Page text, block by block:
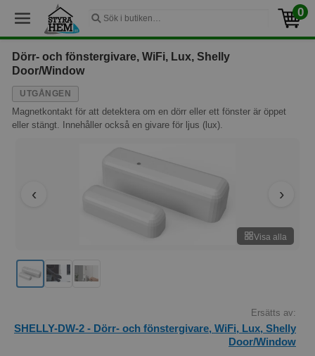
0
Dörr- och fönstergivare, WiFi, Lux, Shelly
Door/Window
UTGÅNGEN
Magnetkontakt för att detektera om en dörr eller ett fönster är öppet
eller stängt. Innehåller också en givare för ljus (lux).
Visa alla
Ersätts av:
SHELLY-DW-2 - Dörr- och fönstergivare, WiFi, Lux, Shelly
Door/Window